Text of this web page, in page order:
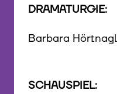
DRAMATURGIE:
Barbara Hörtnagl
SCHAUSPIEL: